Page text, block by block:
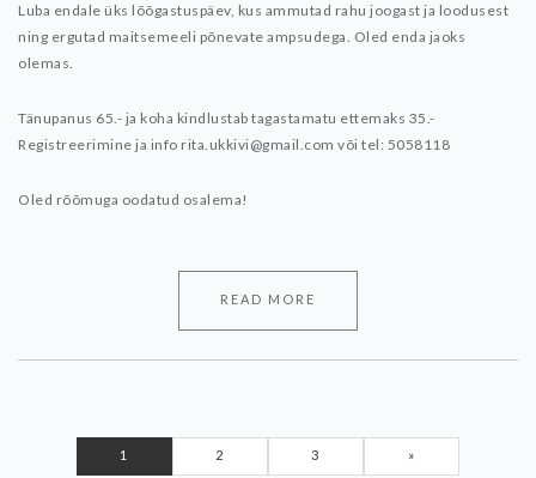
Luba endale üks lõõgastuspäev, kus ammutad rahu joogast ja loodusest
ning ergutad maitsemeeli põnevate ampsudega. Oled enda jaoks
olemas.
Tänupanus 65.- ja koha kindlustab tagastamatu ettemaks 35.-
Registreerimine ja info rita.ukkivi@gmail.com või tel: 5058118
Oled rõõmuga oodatud osalema!
READ MORE
1 2 3 »